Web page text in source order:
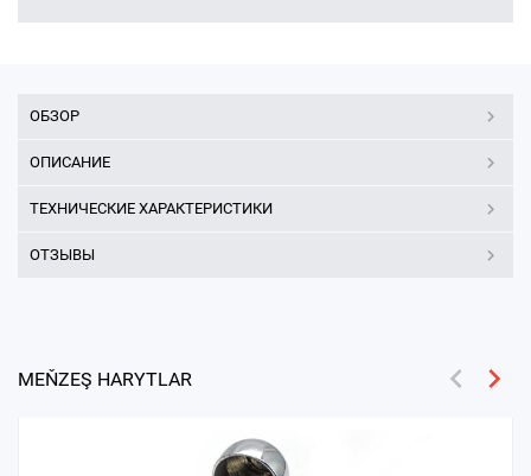
ОБЗОР
ОПИСАНИЕ
ТЕХНИЧЕСКИЕ ХАРАКТЕРИСТИКИ
ОТЗЫВЫ
MEŇZEŞ HARYTLAR